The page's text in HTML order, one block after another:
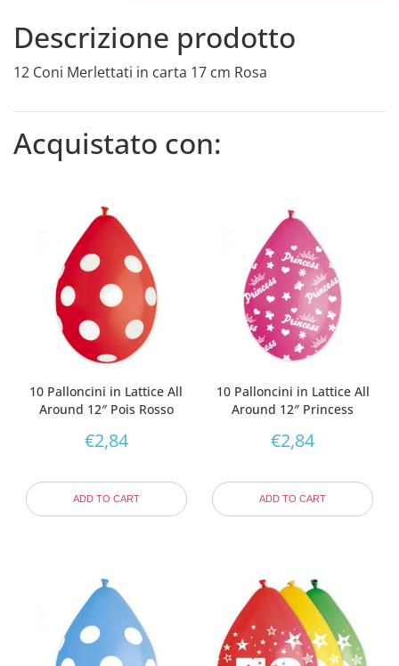
Descrizione prodotto
12 Coni Merlettati in carta 17 cm Rosa
Acquistato con:
10 Palloncini in Lattice All
Around 12″ Pois Rosso
€2,84
ADD TO CART
10 Palloncini in Lattice All
Around 12″ Princess
€2,84
ADD TO CART